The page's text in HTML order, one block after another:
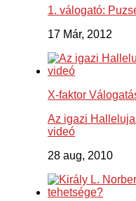
1. válogató:
17 Már, 2012
X-faktor
Az igazi
videó
28 aug, 2010